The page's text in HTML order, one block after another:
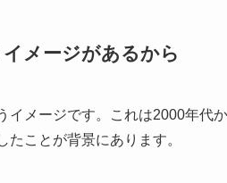
メージがあるから
メージです。これは2000年代
ことが背景にあります。